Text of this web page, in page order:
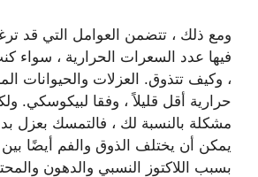
ومع ذلك ، تتضمن العوامل التي قد
فيها عدد السعرات الحرارية ، سواء
، وكيف تتذوق. العزلات والحيوانات
حرارية أقل قليلاً ، وفقا لبيكوسكي.
مشكلة بالنسبة لك ، فالتمسك بعزل
يمكن أن يختلف الذوق والفم أيضًا بين
بسبب اللاكتوز النسبي والدهون